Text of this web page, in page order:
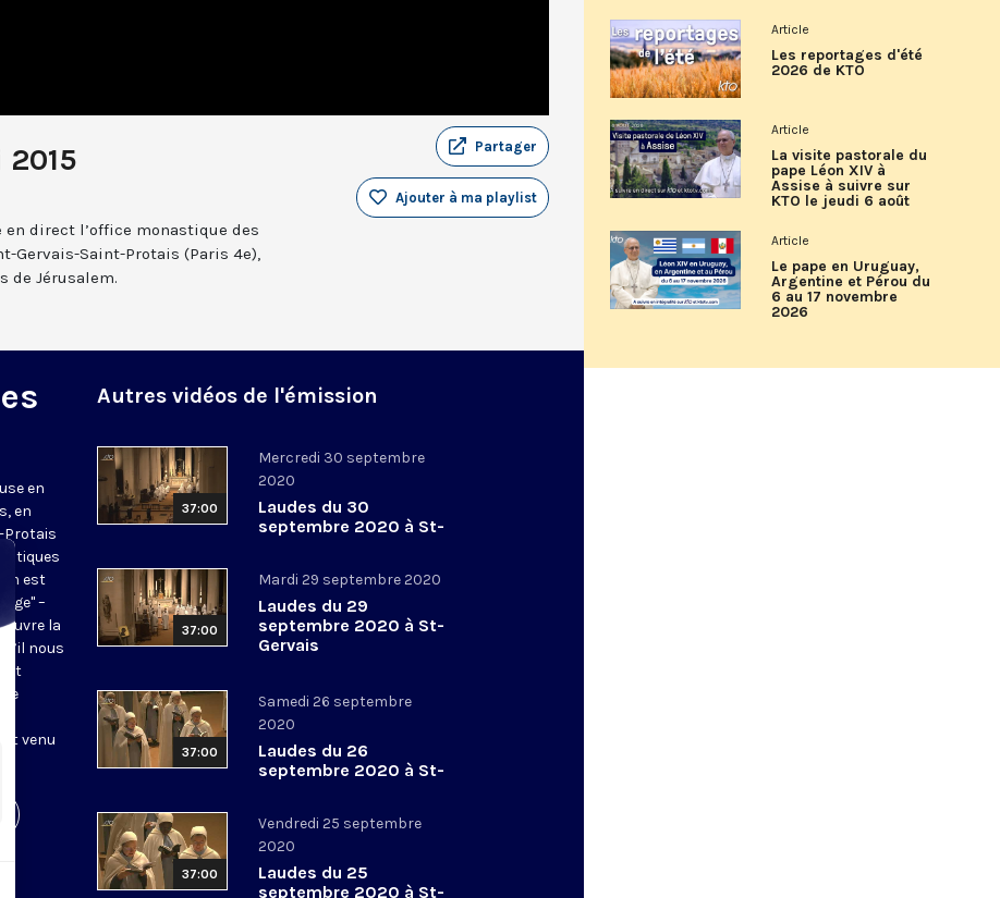
2015 Partager
Ajouter à ma playlist
en direct l’office monastique des
Gervais-Saint-Protais (Paris 4e),
de Jérusalem.
en
en
Protais
est
–
ouvre la
nous
venu
Autres vidéos de l'émission
37:00
Mercredi 30 septembre
2020
Laudes du 30
septembre 2020 à St-
37:00
Mardi 29 septembre 2020
Laudes du 29
septembre 2020 à St-
Gervais
37:00
Samedi 26 septembre
2020
Laudes du 26
septembre 2020 à St-
37:00
Vendredi 25 septembre
2020
Laudes du 25
septembre 2020 à St-
Article
Les reportages d'été
2026 de KTO
Article
La visite pastorale du
pape Léon XIV à
Assise à suivre sur
KTO le jeudi 6 août
Article
Le pape en Uruguay,
Argentine et Pérou du
6 au 17 novembre
2026